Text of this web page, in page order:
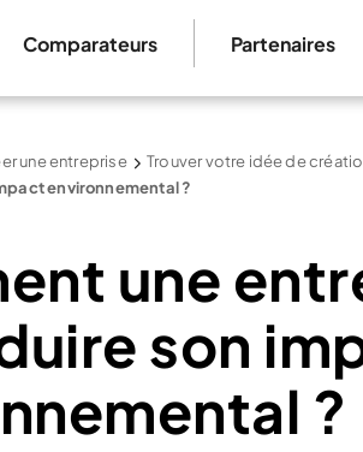
Comparateurs Partenaires
une entreprise Trouver votre idée de
environnemental ?
une
son
?